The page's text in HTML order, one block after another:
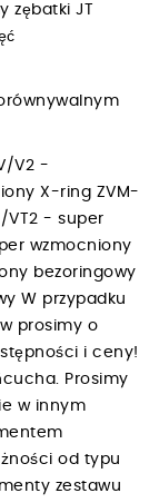
zębatki JT
V2 -
X-ring ZVM-
VT2 - super
wzmocniony
bezoringowy
W przypadku
prosimy o
i ceny!
Prosimy
w innym
od typu
zestawu